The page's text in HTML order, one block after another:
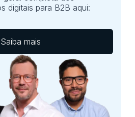
digitais para B2B aqui:
Saiba mais